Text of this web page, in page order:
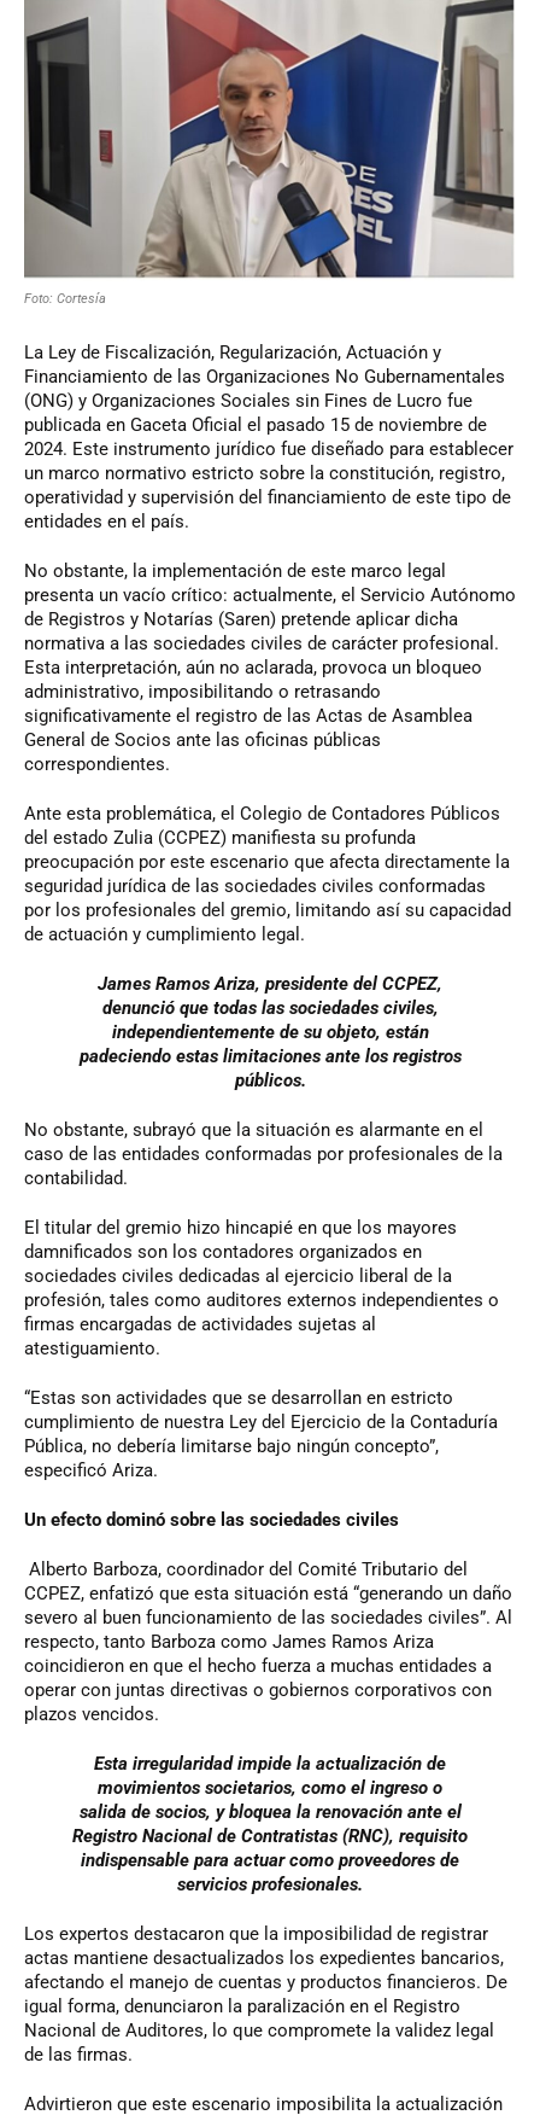
Foto: Cortesía
La Ley de Fiscalización, Regularización, Actuación y
Financiamiento de las Organizaciones No Gubernamentales
(ONG) y Organizaciones Sociales sin Fines de Lucro fue
publicada en Gaceta Oficial el pasado 15 de noviembre de
2024. Este instrumento jurídico fue diseñado para establecer
un marco normativo estricto sobre la constitución, registro,
operatividad y supervisión del financiamiento de este tipo de
entidades en el país.
No obstante, la implementación de este marco legal
presenta un vacío crítico: actualmente, el Servicio Autónomo
de Registros y Notarías (Saren) pretende aplicar dicha
normativa a las sociedades civiles de carácter profesional.
Esta interpretación, aún no aclarada, provoca un bloqueo
administrativo, imposibilitando o retrasando
significativamente el registro de las Actas de Asamblea
General de Socios ante las oficinas públicas
correspondientes.
Ante esta problemática, el Colegio de Contadores Públicos
del estado Zulia (CCPEZ) manifiesta su profunda
preocupación por este escenario que afecta directamente la
seguridad jurídica de las sociedades civiles conformadas
por los profesionales del gremio, limitando así su capacidad
de actuación y cumplimiento legal.
James Ramos Ariza, presidente del CCPEZ,
denunció que todas las sociedades civiles,
independientemente de su objeto, están
padeciendo estas limitaciones ante los registros
públicos.
No obstante, subrayó que la situación es alarmante en el
caso de las entidades conformadas por profesionales de la
contabilidad.
El titular del gremio hizo hincapié en que los mayores
damnificados son los contadores organizados en
sociedades civiles dedicadas al ejercicio liberal de la
profesión, tales como auditores externos independientes o
firmas encargadas de actividades sujetas al
atestiguamiento.
“Estas son actividades que se desarrollan en estricto
cumplimiento de nuestra Ley del Ejercicio de la Contaduría
Pública, no debería limitarse bajo ningún concepto”,
especificó Ariza.
Un efecto dominó sobre las sociedades civiles
Alberto Barboza, coordinador del Comité Tributario del
CCPEZ, enfatizó que esta situación está “generando un daño
severo al buen funcionamiento de las sociedades civiles”. Al
respecto, tanto Barboza como James Ramos Ariza
coincidieron en que el hecho fuerza a muchas entidades a
operar con juntas directivas o gobiernos corporativos con
plazos vencidos.
Esta irregularidad impide la actualización de
movimientos societarios, como el ingreso o
salida de socios, y bloquea la renovación ante el
Registro Nacional de Contratistas (RNC), requisito
indispensable para actuar como proveedores de
servicios profesionales.
Los expertos destacaron que la imposibilidad de registrar
actas mantiene desactualizados los expedientes bancarios,
afectando el manejo de cuentas y productos financieros. De
igual forma, denunciaron la paralización en el Registro
Nacional de Auditores, lo que compromete la validez legal
de las firmas.
Advirtieron que este escenario imposibilita la actualización